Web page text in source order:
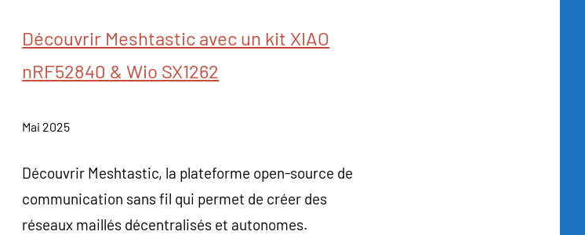
Découvrir Meshtastic avec un kit XIAO
nRF52840 & Wio SX1262
Mai 2025
Découvrir Meshtastic, la plateforme open-source de
communication sans fil qui permet de créer des
réseaux maillés décentralisés et autonomes.